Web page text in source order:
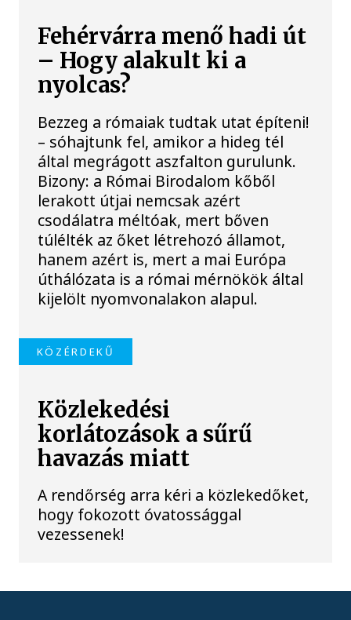
Fehérvárra menő hadi út
– Hogy alakult ki a
nyolcas?
Bezzeg a rómaiak tudtak utat építeni!
– sóhajtunk fel, amikor a hideg tél
által megrágott aszfalton gurulunk.
Bizony: a Római Birodalom kőből
lerakott útjai nemcsak azért
csodálatra méltóak, mert bőven
túlélték az őket létrehozó államot,
hanem azért is, mert a mai Európa
úthálózata is a római mérnökök által
kijelölt nyomvonalakon alapul.
KÖZÉRDEKŰ
Közlekedési
korlátozások a sűrű
havazás miatt
A rendőrség arra kéri a közlekedőket,
hogy fokozott óvatossággal
vezessenek!